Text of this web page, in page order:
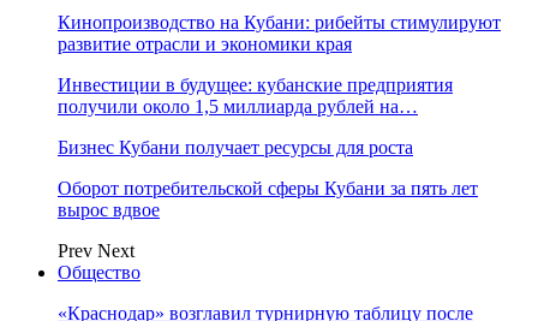
Кинопроизводство на Кубани: рибейты стимулируют
развитие отрасли и экономики края
Инвестиции в будущее: кубанские предприятия
получили около 1,5 миллиарда рублей на…
Бизнес Кубани получает ресурсы для роста
Оборот потребительской сферы Кубани за пять лет
вырос вдвое
Prev Next
Общество
«Краснодар» возглавил турнирную таблицу после